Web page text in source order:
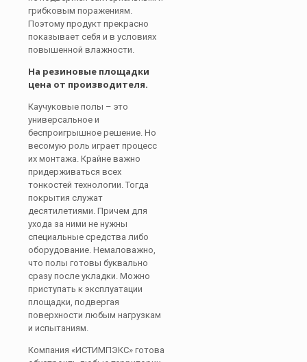
грибковым поражениям.
Поэтому продукт прекрасно
показывает себя и в условиях
повышенной влажности.
На резиновые площадки
цена от производителя.
Каучуковые полы – это
универсальное и
беспроигрышное решение. Но
весомую роль играет процесс
их монтажа. Крайне важно
придерживаться всех
тонкостей технологии. Тогда
покрытия служат
десятилетиями. Причем для
ухода за ними не нужны
специальные средства либо
оборудование. Немаловажно,
что полы готовы буквально
сразу после укладки. Можно
приступать к эксплуатации
площадки, подвергая
поверхности любым нагрузкам
и испытаниям.
Компания «ИСТИМПЭКС» готова